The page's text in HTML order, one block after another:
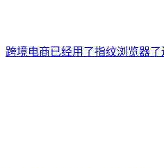
跨境电商已经用了指纹浏览器